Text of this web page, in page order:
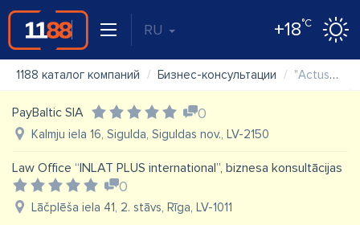
RU +18°C
1188 каталог компаний Бизнес-консультации "ActusQ" SIA
PayBaltic SIA 0
Kalmju iela 16, Sigulda, Siguldas nov., LV-2150
Law Office “INLAT PLUS international”, biznesa konsultācijas
0
Lāčplēša iela 41, 2. stāvs, Rīga, LV-1011